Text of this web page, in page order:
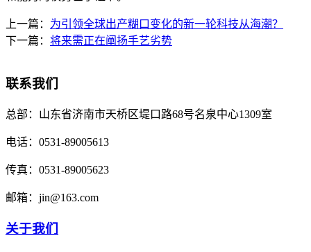
上一篇： 为引领全球出产糊口变化的新一轮科技从海潮？
下一篇： 将来需正在阐扬手艺劣势
联系我们
总部： 山东省济南市天桥区堤口路68号名泉中心1309室
电话： 0531-89005613
传真： 0531-89005623
邮箱： jin@163.com
关于我们